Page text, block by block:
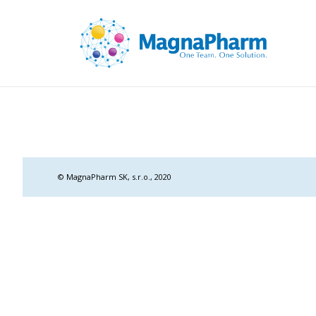
© MagnaPharm SK, s.r.o., 2020